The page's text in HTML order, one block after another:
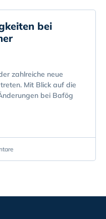
bei
zahlreiche neue
Mit Blick auf die
bei Bafög